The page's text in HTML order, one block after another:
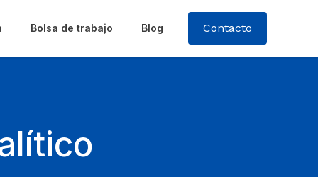
Bolsa de trabajo Blog Contacto